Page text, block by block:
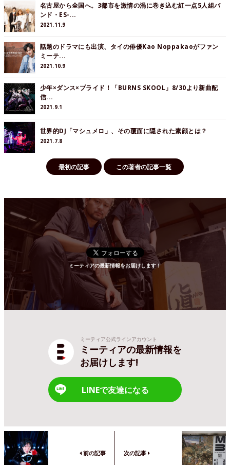
名古屋から全国へ。3都市を激情の渦に巻き込む紅一点5人組バ
ンド・ES-...
2021.11.9
話題のドラマにも出演、タイの俳優Kao Noppakaoがファン
ミーテ...
2021.10.9
少年×ダンス×プライド！「BURNS SKOOL」8/30より新曲配
信...
2021.9.1
世界的DJ「マシュメロ」、その覆面に隠された素顔とは？
2021.7.8
最初の記事 この著者の記事一覧
ミーティアの最新情報をお届けします！
ミーティア公式ラインアカウント
ミーティアの最新情報を
お届けします!
LINEで友達になる
前の記事 次の記事